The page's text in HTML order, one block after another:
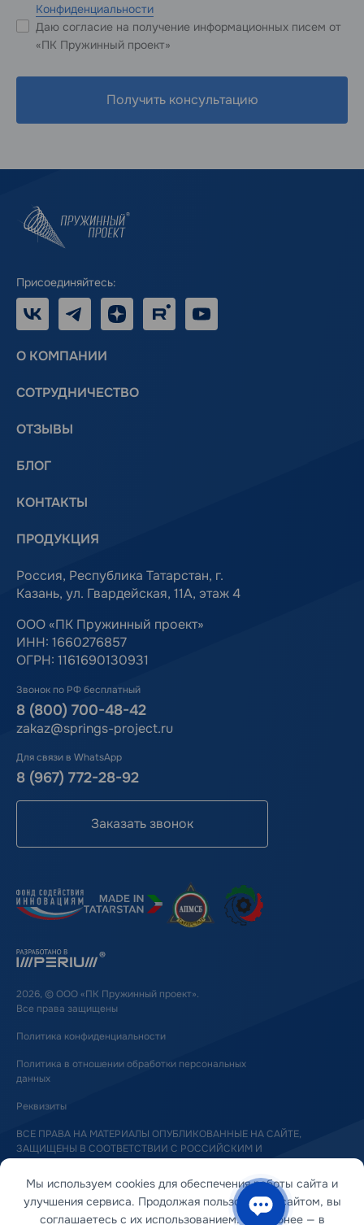
Конфиденциальности
Даю согласие на получение информационных писем от
«ПК Пружинный проект»
Получить консультацию
Присоединяйтесь:
Telegram Дзен RUTUBE
О КОМПАНИИ
СОТРУДНИЧЕСТВО
ОТЗЫВЫ
БЛОГ
КОНТАКТЫ
ПРОДУКЦИЯ
Россия, Республика Татарстан, г.
Казань, ул. Гвардейская, 11А, этаж 4
ООО «ПК Пружинный проект»
ИНН: 1660276857
ОГРН: 1161690130931
Звонок по РФ бесплатный
8 (800) 700-48-42
zakaz@springs-project.ru
Для связи в WhatsApp
8 (967) 772-28-92
Заказать звонок
2026, © ООО «ПК Пружинный проект».
Все права защищены
Политика конфиденциальности
Политика в отношении обработки персональных
данных
Реквизиты
ВСЕ ПРАВА НА МАТЕРИАЛЫ ОПУБЛИКОВАННЫЕ НА САЙТЕ,
ЗАЩИЩЕНЫ В СООТВЕТСТВИИ С РОССИЙСКИМ И
И СМЕЖНЫХ ПРАВАХ
Мы используем cookies для обеспечения работы сайта и
улучшения сервиса. Продолжая пользоваться сайтом, вы
соглашаетесь с их использованием. Подробнее — в